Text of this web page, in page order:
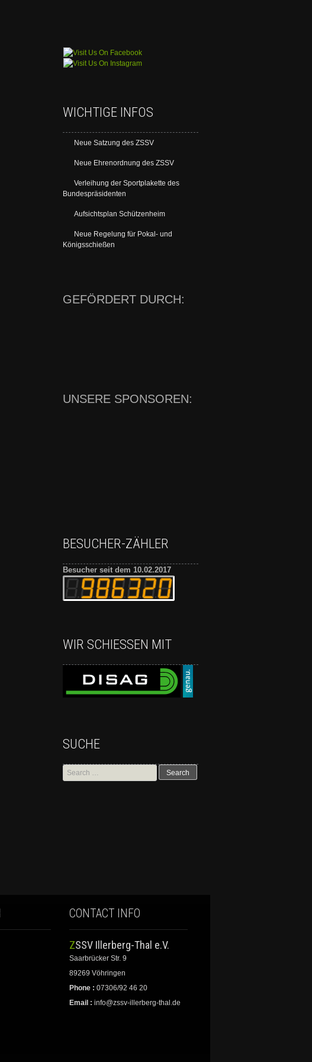
WICHTIGE INFOS
Neue Satzung des ZSSV
Neue Ehrenordnung des ZSSV
Verleihung der Sportplakette des
Bundespräsidenten
Aufsichtsplan Schützenheim
Neue Regelung für Pokal- und
Königsschießen
GEFÖRDERT DURCH:
UNSERE SPONSOREN:
BESUCHER-ZÄHLER
Besucher seit dem 10.02.2017
WIR SCHIESSEN MIT
SUCHE
Search
for:
CONTACT INFO
ZSSV Illerberg-Thal e.V.
Saarbrücker Str. 9
89269 Vöhringen
Phone : 07306/92 46 20
Email : info@zssv-illerberg-thal.de